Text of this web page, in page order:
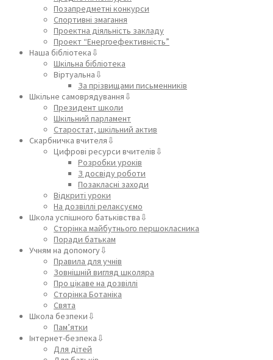
Позапредметні конкурси
Спортивні змагання
Проектна діяльність закладу
Проект “Енергоефективність”
Наша бібліотека⇩
Шкільна бібліотека
Віртуальна⇩
За прізвищами письменників
Шкільне самоврядування⇩
Президент школи
Шкільний парламент
Старостат, шкільний актив
Скарбничка вчителя⇩
Цифрові ресурси вчителів⇩
Розробки уроків
З досвіду роботи
Позакласні заходи
Відкриті уроки
На дозвіллі релаксуємо
Школа успішного батьківства⇩
Сторінка майбутнього першокласника
Поради батькам
Учням на допомогу⇩
Правила для учнів
Зовнішній вигляд школяра
Про цікаве на дозвіллі
Сторінка Ботаніка
Свята
Школа безпеки⇩
Пам’ятки
Інтернет-безпека⇩
Для дітей